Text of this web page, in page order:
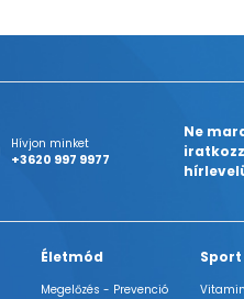
Hívjon minket
+3620 997 9977
Ne
Életmód
Megelőzés - Prevenció
Sport